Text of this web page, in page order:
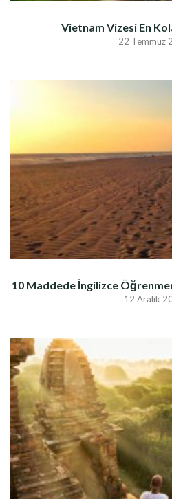
Vietnam Vizesi En
22 Temmuz
10 Maddede İngilizce
12 Aralık